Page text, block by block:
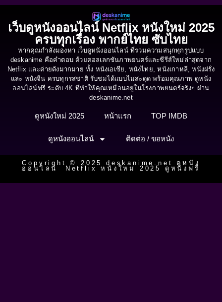
เว็บดูหนังออนไลน์ Netflix หนังใหม่ 2025
ครบทุกเรื่อง พากย์ไทย ซับไทย
หากคุณกำลังมองหา เว็บดูหนังออนไลน์ ที่รวมความสนุกทุกรูปแบบ
deskanime คือคำตอบ ด้วยคอลเลกชันภาพยนตร์และซีรีส์ใหม่ล่าสุดจาก
Netflix และค่ายดังมากมาย ทั้ง หนังเอเชีย, หนังไทย, หนังเกาหลี, หนังฝรั่ง
และ หนังจีน ครบทุกรสชาติ รับชมได้แบบไม่สะดุด พร้อมคุณภาพ ดูหนัง
ออนไลน์ฟรี ระดับ 4K ที่ทำให้คุณเหมือนอยู่ในโรงภาพยนตร์จริงๆ ผ่าน
deskanime.net
ดูหนังใหม่ 2025 หน้าแรก TOP IMDB
ดูหนังออนไลน์ ติดต่อ / ขอหนัง
Copyright © 2025 deskanime.net ดูหนัง
ออนไลน์ Netflix หนังใหม่ 2025 ดูหนังฟรี